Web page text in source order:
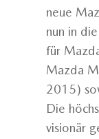
neue
nun in
für
Mazda
2015)
Die
visionär